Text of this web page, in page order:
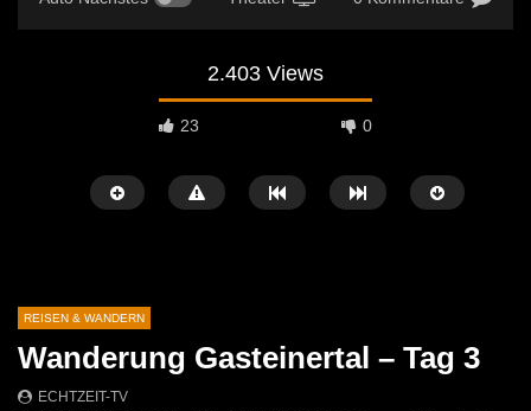
2.403 Views
23 0
REISEN & WANDERN
Wanderung Gasteinertal – Tag 3
ECHTZEIT-TV